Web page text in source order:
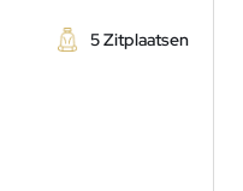
5 Zitplaatsen